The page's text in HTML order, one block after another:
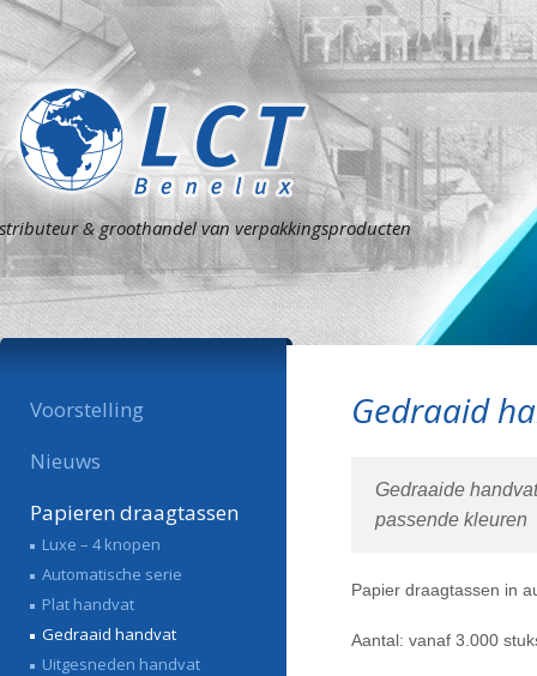
& groothandel van verpakkingsproducten
Voorstelling
Nieuws
Papieren draagtassen
Luxe – 4 knopen
Automatische serie
Plat handvat
Gedraaid handvat
Uitgesneden handvat
Gedraaid
Gedraaide
passende kleuren
Papier draagtassen in
Aantal: vanaf 3.000